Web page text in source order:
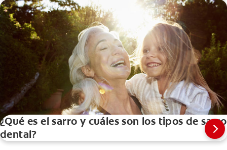
¿Qué es el sarro y cuáles son los tipos de sarro
dental?